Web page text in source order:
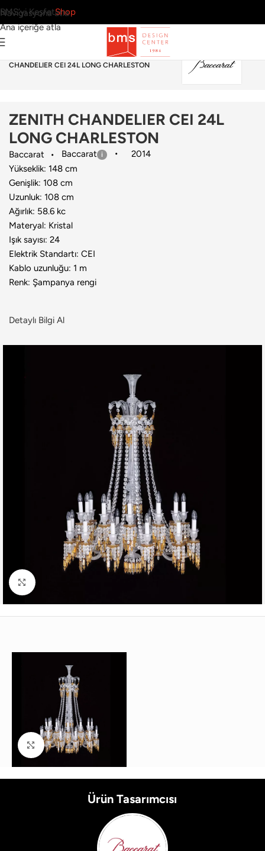
Navigasyona atla
Ana içeriğe atla
BMS’yi KeşfetShop
›Baccarat
ZENITH
CHANDELIER CEI 24L LONG CHARLESTON
ZENITH CHANDELIER CEI 24L
LONG CHARLESTON
Baccarat Baccarat
2014
Yükseklik: 148 cm
Genişlik: 108 cm
Uzunluk: 108 cm
Ağırlık: 58.6 kc
Materyal: Kristal
Işık sayısı: 24
Elektrik Standartı: CEI
Kablo uzunluğu: 1 m
Renk: Şampanya rengi
Detaylı Bilgi Al
Büyütmek için tıklayın
Büyütmek için tıklayın
Ürün Tasarımcısı